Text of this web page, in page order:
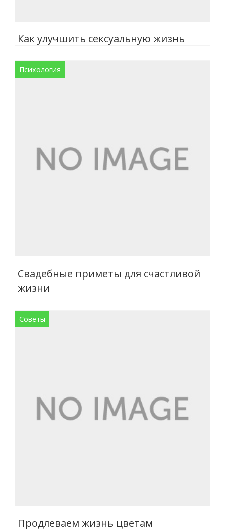
Как улучшить сексуальную жизнь
Психология
Свадебные приметы для счастливой
жизни
Советы
Продлеваем жизнь цветам